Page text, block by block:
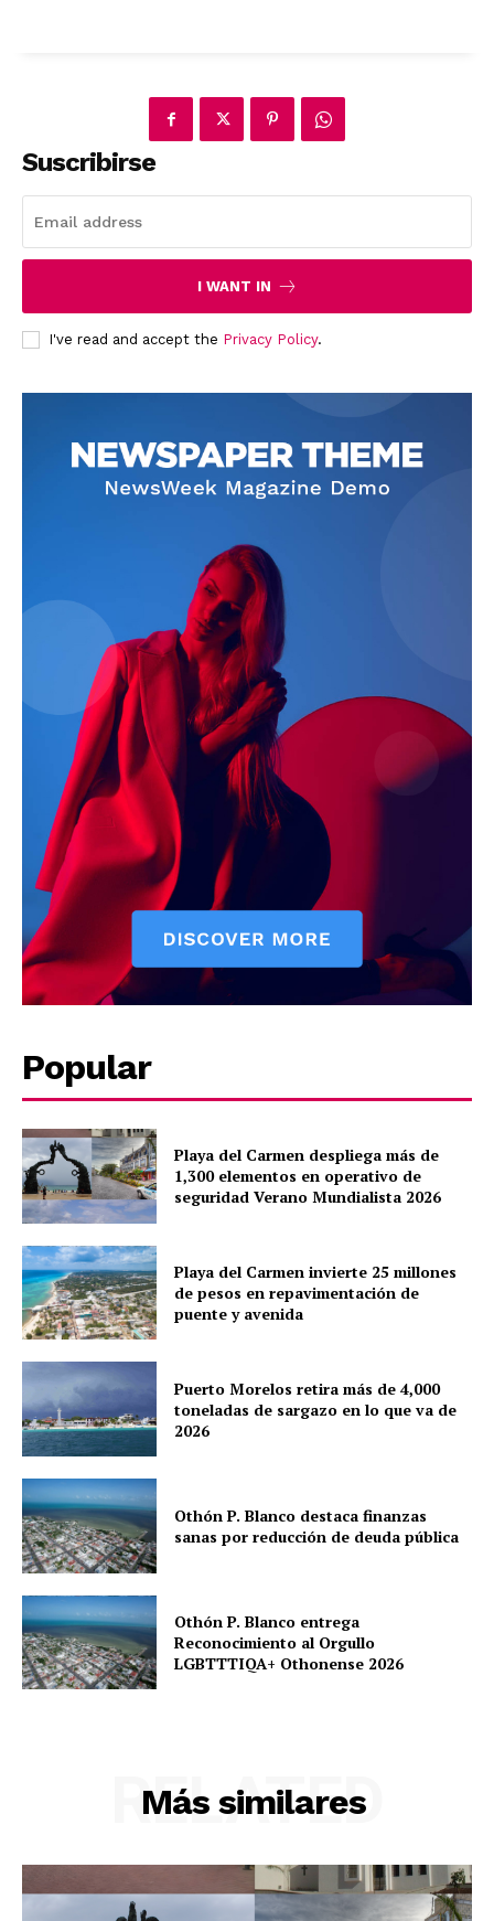
News Week
SUBSCRIBE NOW
Company
About
Contact us
Subscription Plans
My account
Chetumal
Puerto Morelos
Suscribirse
I WANT IN
I've read and accept the Privacy Policy.
Popular
Playa del Carmen despliega más de
1,300 elementos en operativo de
seguridad Verano Mundialista 2026
Playa del Carmen invierte 25 millones
de pesos en repavimentación de
puente y avenida
Puerto Morelos retira más de 4,000
toneladas de sargazo en lo que va de
2026
Othón P. Blanco destaca finanzas
sanas por reducción de deuda pública
Othón P. Blanco entrega
Reconocimiento al Orgullo
LGBTTTIQA+ Othonense 2026
Más similares
RELATED